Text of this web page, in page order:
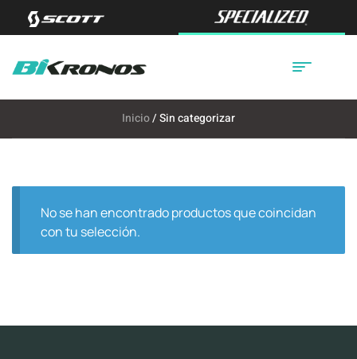
Inicio/ Sin categorizar
No se han encontrado productos que coincidan
con tu selección.